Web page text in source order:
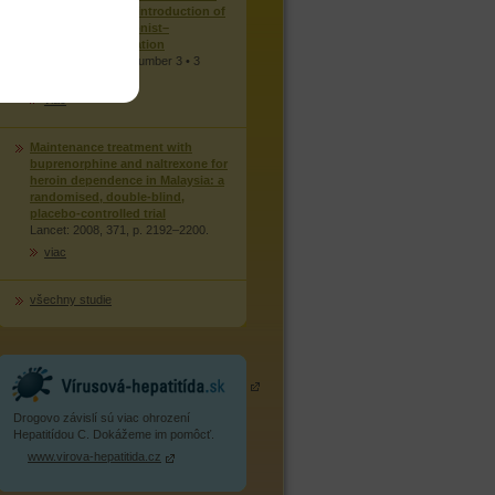
Australia after the introduction of
a mixed partial agonist–
antagonist formulation
MJA • Volume 191 Number 3 • 3
Maintenance treatment with
buprenorphine and naltrexone for
heroin dependence in Malaysia: a
randomised, double-blind,
placebo-controlled trial
Lancet: 2008, 371, p. 2192–2200.
viac
všechny studie
Drogovo závislí sú viac ohrození
Hepatitídou C. Dokážeme im pomôcť.
www.virova-hepatitida.cz